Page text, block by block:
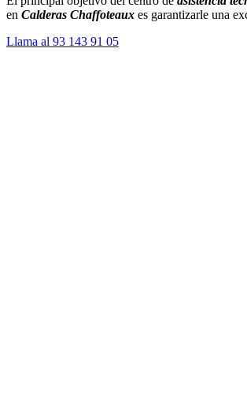
en Calderas Chaffoteaux es garantizarle una
Llama al 93 143 91 05